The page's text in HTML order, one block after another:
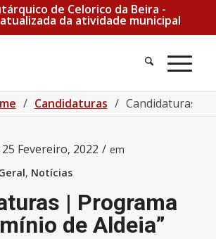
de Celorico da Beira -
da atividade municipal
Pesquisa
/ Candidaturas / Candidaturas |
25 Fevereiro, 2022 / em
, Notícias
| Programa
de Aldeia”